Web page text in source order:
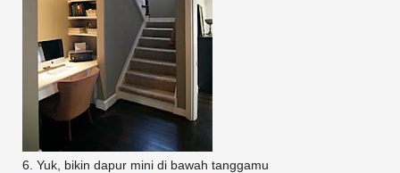
6. Yuk, bikin dapur mini di bawah tanggamu